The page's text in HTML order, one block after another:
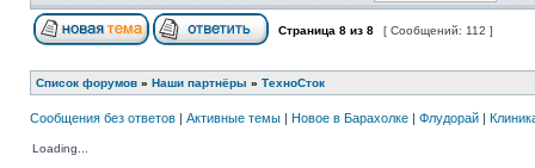
Страница 8 из 8 [ Сообщений: 112 ]
Список форумов » Наши партнёры » ТехноСток
Сообщения без ответов | Активные темы | Новое в Барахолке | Флудорай |
Loading...